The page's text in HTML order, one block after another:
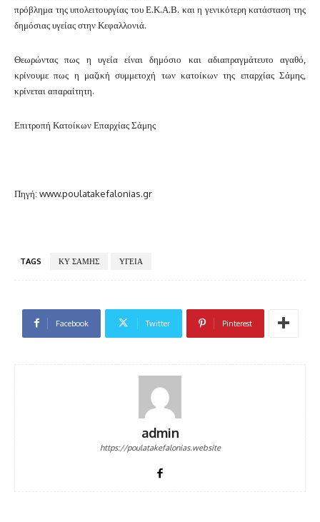
πρόβλημα της υπολειτουργίας του Ε.Κ.Α.Β. και η γενικότερη κατάσταση της
δημόσιας υγείας στην Κεφαλλονιά.
Θεωρώντας πως η υγεία είναι δημόσιο και αδιαπραγμάτευτο αγαθό,
κρίνουμε πως η μαζική συμμετοχή των κατοίκων της επαρχίας Σάμης,
κρίνεται απαραίτητη.
Επιτροπή Κατοίκων Επαρχίας Σάμης
Πηγή: www.poulatakefalonias.gr
TAGS ΚΥ ΣΑΜΗΣ ΥΓΕΙΑ
Facebook Twitter Pinterest
admin
https://poulatakefalonias.website